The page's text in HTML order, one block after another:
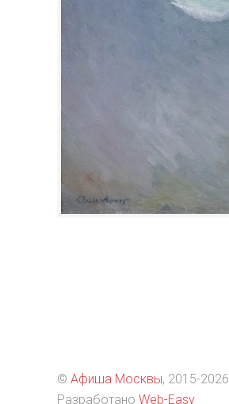
© Афиша Москвы, 2015-2026
Разработано Web-Easy